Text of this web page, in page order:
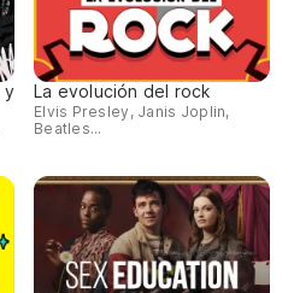
y
La evolución del rock
Elvis Presley, Janis Joplin,
Beatles...